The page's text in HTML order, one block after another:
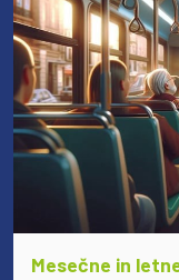
Mesečne in